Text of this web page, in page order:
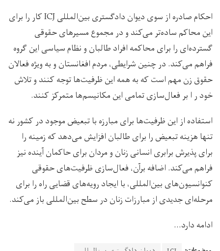
احکام صادره از سوی دیوان دادگستری بین‌المللی ICJ کار را برای
این محاکم ساده‌تر می‌کند و در مجموع مسیرهای حقوقی
گسترده‌ای را برای محاکمه افراد طالبان و نظام سیاسی این گروه
فراهم می‌کند. در چنین شرایطی، مردم افغانستان و به ویژه فعالان
حقوق زن مهم است که به همه این ظرفیت‌ها توجه کنند و تلاش
خود ر ا بر فعال‌سازی تمامی این مکانیسم‌ها متمرکز کنند.
استفاده از این ظرفیت‌ها برای مبارزه با تبعیض موجود در کشور نه
تنها هزینه تبعیض را برای طالبان افزایش می‌دهد که زمینه را
برای پذیرش برابری انسانی زنان و مردان برای حاکمان آینده نیز
فراهم می‌کند. اضافه برآن، فعال‌سازی ظرفیت‌های حقوقی
کنوانسیون‌های بین‌المللی، با ایجاد رویه‌های قضایی راه را برای
مرحله‌ای جدیدی از مبارزات زنان در سطح بین‌المللی باز می‌کند.
ادامه دارد…